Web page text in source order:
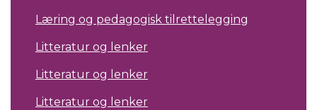
Læring og pedagogisk tilrettelegging
Litteratur og lenker
Litteratur og lenker
Litteratur og lenker